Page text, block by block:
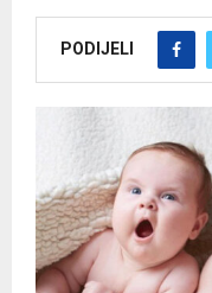
PODIJELI